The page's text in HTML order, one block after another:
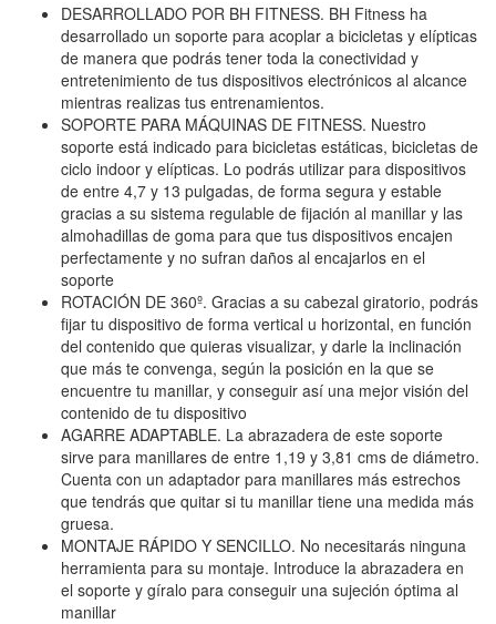
DESARROLLADO POR BH FITNESS. BH Fitness ha
desarrollado un soporte para acoplar a bicicletas y elípticas
de manera que podrás tener toda la conectividad y
entretenimiento de tus dispositivos electrónicos al alcance
mientras realizas tus entrenamientos.
SOPORTE PARA MÁQUINAS DE FITNESS. Nuestro
soporte está indicado para bicicletas estáticas, bicicletas de
ciclo indoor y elípticas. Lo podrás utilizar para dispositivos
de entre 4,7 y 13 pulgadas, de forma segura y estable
gracias a su sistema regulable de fijación al manillar y las
almohadillas de goma para que tus dispositivos encajen
perfectamente y no sufran daños al encajarlos en el
soporte
ROTACIÓN DE 360º. Gracias a su cabezal giratorio, podrás
fijar tu dispositivo de forma vertical u horizontal, en función
del contenido que quieras visualizar, y darle la inclinación
que más te convenga, según la posición en la que se
encuentre tu manillar, y conseguir así una mejor visión del
contenido de tu dispositivo
AGARRE ADAPTABLE. La abrazadera de este soporte
sirve para manillares de entre 1,19 y 3,81 cms de diámetro.
Cuenta con un adaptador para manillares más estrechos
que tendrás que quitar si tu manillar tiene una medida más
gruesa.
MONTAJE RÁPIDO Y SENCILLO. No necesitarás ninguna
herramienta para su montaje. Introduce la abrazadera en
el soporte y gíralo para conseguir una sujeción óptima al
manillar